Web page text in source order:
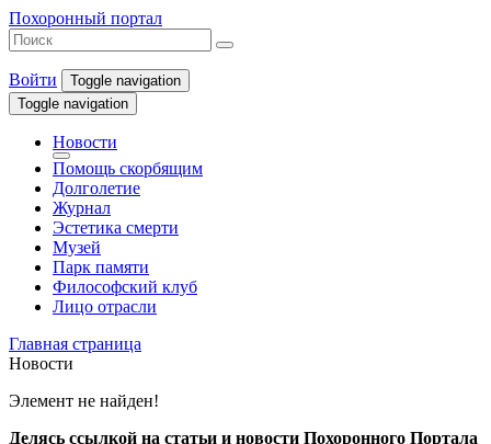
Похоронный портал
Войти
Toggle navigation
Toggle navigation
Новости
Помощь скорбящим
Долголетие
Журнал
Эстетика смерти
Музей
Парк памяти
Философский клуб
Лицо отрасли
Главная страница
Новости
Элемент не найден!
Делясь ссылкой на статьи и новости Похоронного Портала